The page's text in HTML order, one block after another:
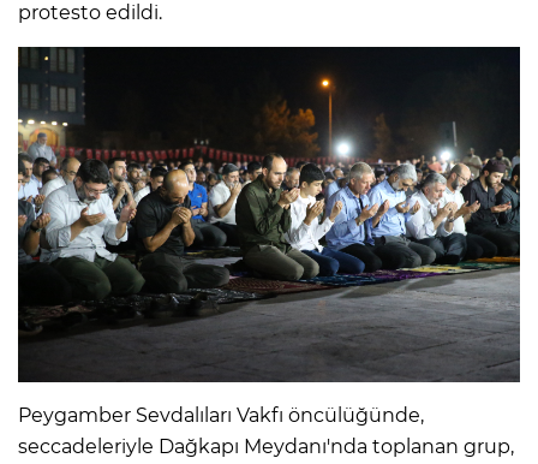
protesto edildi.
Peygamber Sevdalıları Vakfı öncülüğünde,
seccadeleriyle Dağkapı Meydanı'nda toplanan grup,